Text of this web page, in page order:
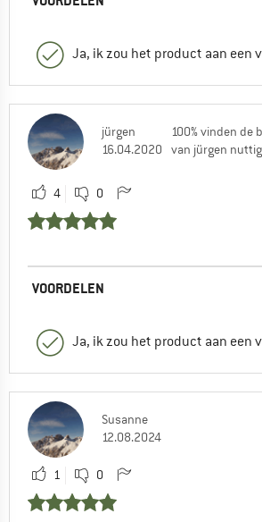
Ja, ik zou het product aan een
jürgen
16.04.2020
100% vinden de
van jürgen nuttig
4 0
VOORDELEN
Ja, ik zou het product aan een
Susanne
12.08.2024
1 0